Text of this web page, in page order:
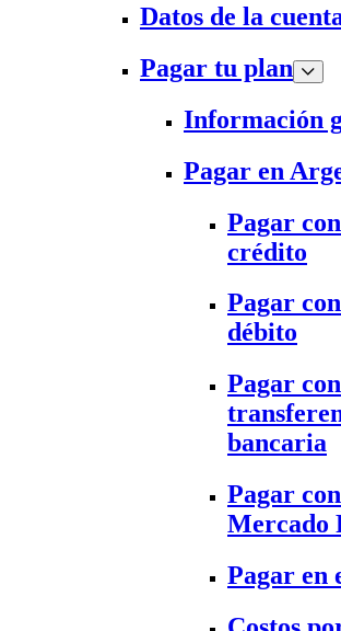
Datos de la
Pagar tu plan
Información
Pagar en
Pagar
crédito
Pagar
débito
Pagar con
bancaria
Pagar
Mercado
Pagar en